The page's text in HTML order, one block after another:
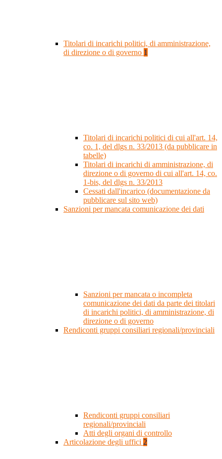
Titolari di incarichi politici, di amministrazione,
di direzione o di governo 1
Titolari di incarichi politici di cui all'art. 14,
co. 1, del dlgs n. 33/2013 (da pubblicare in
tabelle)
Titolari di incarichi di amministrazione, di
direzione o di governo di cui all'art. 14, co.
1-bis, del dlgs n. 33/2013
Cessati dall'incarico (documentazione da
pubblicare sul sito web)
Sanzioni per mancata comunicazione dei dati
Sanzioni per mancata o incompleta
comunicazione dei dati da parte dei titolari
di incarichi politici, di amministrazione, di
direzione o di governo
Rendiconti gruppi consiliari regionali/provinciali
Rendiconti gruppi consiliari
regionali/provinciali
Atti degli organi di controllo
Articolazione degli uffici 2